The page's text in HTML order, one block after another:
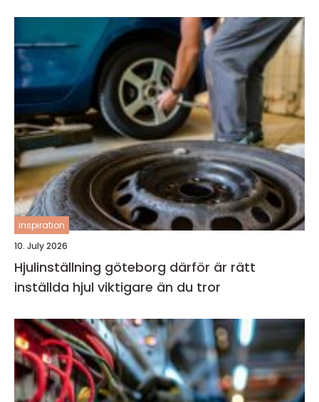
inspiration
10. July 2026
Hjulinställning göteborg därför är rätt
inställda hjul viktigare än du tror